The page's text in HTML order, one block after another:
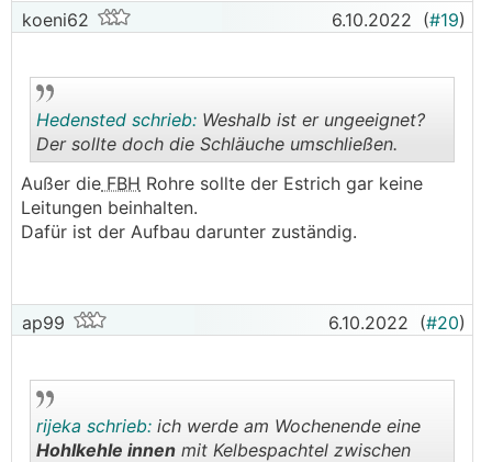
koeni62 6.10.2022 (#19)
Hedensted schrieb: Weshalb ist er ungeeignet?
Der sollte doch die Schläuche umschließen.
Außer die FBH Rohre sollte der Estrich gar keine
Leitungen beinhalten.
Dafür ist der Aufbau darunter zuständig.
ap99 6.10.2022 (#20)
rijeka schrieb: ich werde am Wochenende eine
Hohlkehle innen mit Kelbespachtel zwischen